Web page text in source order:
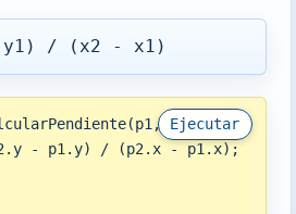
y1) / (x2 - x1)
Ejecutar
p2) {
- p1.y) / (p2.x - p1.x);